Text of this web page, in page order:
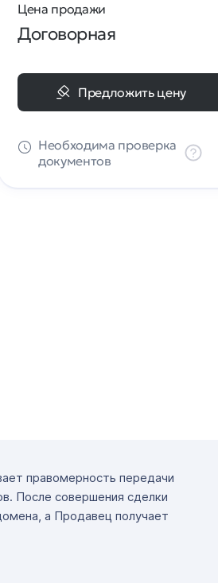
Цена продажи
Договорная
Предложить цену
Необходима проверка
документов
правомерность передачи
После совершения сделки
а Продавец получает